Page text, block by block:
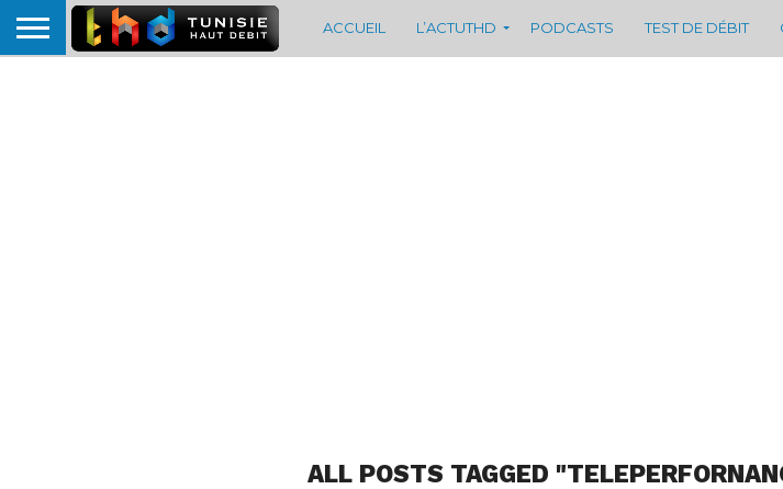
ACCUEIL L’ACTUTHD PODCASTS TEST DE DÉBIT
ALL POSTS TAGGED